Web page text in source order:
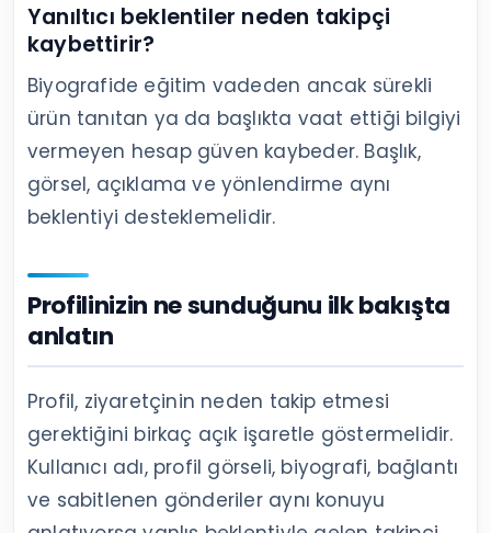
Yanıltıcı beklentiler neden takipçi
kaybettirir?
Biyografide eğitim vadeden ancak sürekli
ürün tanıtan ya da başlıkta vaat ettiği bilgiyi
vermeyen hesap güven kaybeder. Başlık,
görsel, açıklama ve yönlendirme aynı
beklentiyi desteklemelidir.
Profilinizin ne sunduğunu ilk bakışta
anlatın
Profil, ziyaretçinin neden takip etmesi
gerektiğini birkaç açık işaretle göstermelidir.
Kullanıcı adı, profil görseli, biyografi, bağlantı
ve sabitlenen gönderiler aynı konuyu